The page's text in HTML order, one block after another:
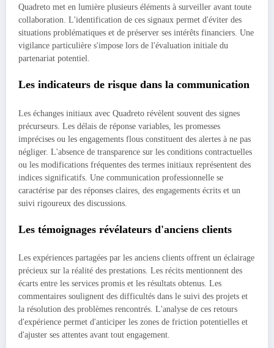
Quadreto met en lumière plusieurs éléments à surveiller avant toute
collaboration. L'identification de ces signaux permet d'éviter des
situations problématiques et de préserver ses intérêts financiers. Une
vigilance particulière s'impose lors de l'évaluation initiale du
partenariat potentiel.
Les indicateurs de risque dans la communication
Les échanges initiaux avec Quadreto révèlent souvent des signes
précurseurs. Les délais de réponse variables, les promesses
imprécises ou les engagements flous constituent des alertes à ne pas
négliger. L'absence de transparence sur les conditions contractuelles
ou les modifications fréquentes des termes initiaux représentent des
indices significatifs. Une communication professionnelle se
caractérise par des réponses claires, des engagements écrits et un
suivi rigoureux des discussions.
Les témoignages révélateurs d'anciens clients
Les expériences partagées par les anciens clients offrent un éclairage
précieux sur la réalité des prestations. Les récits mentionnent des
écarts entre les services promis et les résultats obtenus. Les
commentaires soulignent des difficultés dans le suivi des projets et
la résolution des problèmes rencontrés. L'analyse de ces retours
d'expérience permet d'anticiper les zones de friction potentielles et
d'ajuster ses attentes avant tout engagement.